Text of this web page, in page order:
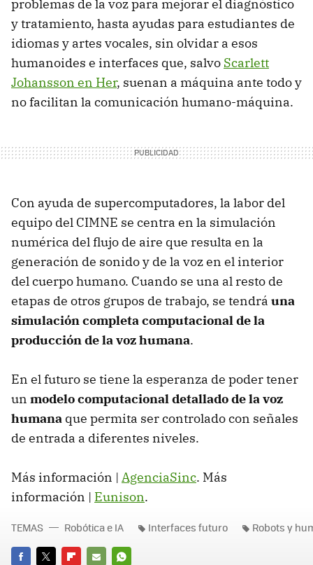
problemas de la voz para mejorar el diagnóstico
y tratamiento, hasta ayudas para estudiantes de
idiomas y artes vocales, sin olvidar a esos
humanoides e interfaces que, salvo Scarlett
Johansson en Her, suenan a máquina ante todo y
no facilitan la comunicación humano-máquina.
Con ayuda de supercomputadores, la labor del
equipo del CIMNE se centra en la simulación
numérica del flujo de aire que resulta en la
generación de sonido y de la voz en el interior
del cuerpo humano. Cuando se una al resto de
etapas de otros grupos de trabajo, se tendrá una
simulación completa computacional de la
producción de la voz humana.
En el futuro se tiene la esperanza de poder tener
un modelo computacional detallado de la voz
humana que permita ser controlado con señales
de entrada a diferentes niveles.
Más información | AgenciaSinc. Más
información | Eunison.
TEMAS Robótica e IA Interfaces futuro Robots y